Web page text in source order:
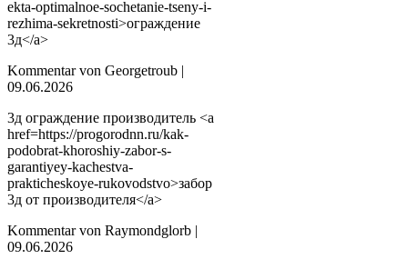
ekta-optimalnoe-sochetanie-tseny-i-
rezhima-sekretnosti>ограждение
3д</a>
Kommentar von Georgetroub |
09.06.2026
3д ограждение производитель <a
href=https://progorodnn.ru/kak-
podobrat-khoroshiy-zabor-s-
garantiyey-kachestva-
prakticheskoye-rukovodstvo>забор
3д от производителя</a>
Kommentar von Raymondglorb |
09.06.2026